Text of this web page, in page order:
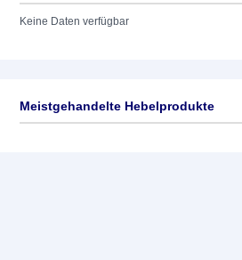
Keine Daten verfügbar
Meistgehandelte Hebelprodukte